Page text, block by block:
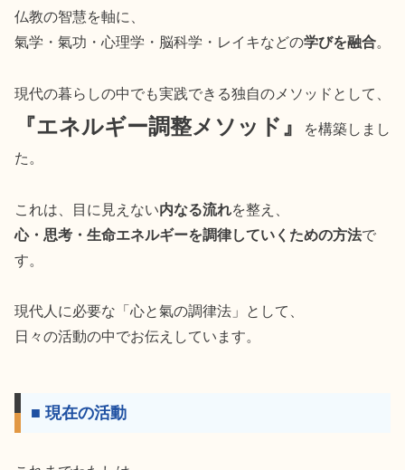
仏教の智慧を軸に、
氣学・氣功・心理学・脳科学・レイキなどの学びを融合。
現代の暮らしの中でも実践できる独自のメソッドとして、
『エネルギー調整メソッド』
を構築しまし
た。
これは、目に見えない内なる流れを整え、
心・思考・生命エネルギーを調律していくための方法で
す。
現代人に必要な「心と氣の調律法」として、
日々の活動の中でお伝えしています。
■ 現在の活動